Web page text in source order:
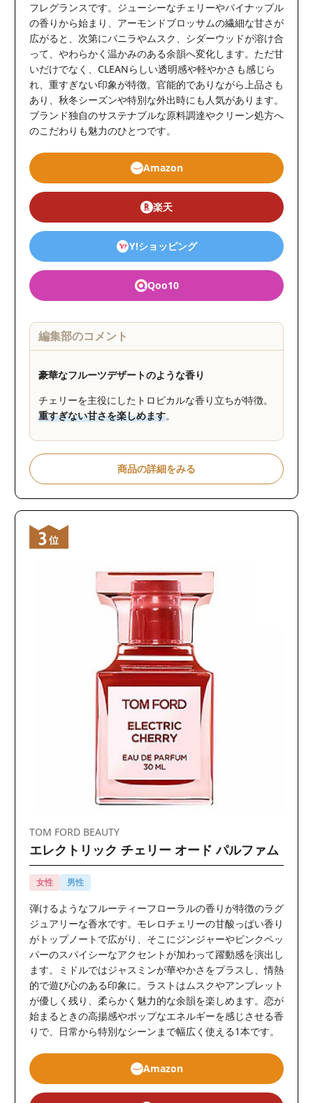
フレグランスです。ジューシーなチェリーやパイナップル
の香りから始まり、アーモンドブロッサムの繊細な甘さが
広がると、次第にバニラやムスク、シダーウッドが溶け合
って、やわらかく温かみのある余韻へ変化します。ただ甘
いだけでなく、CLEANらしい透明感や軽やかさも感じら
れ、重すぎない印象が特徴。官能的でありながら上品さも
あり、秋冬シーズンや特別な外出時にも人気があります。
ブランド独自のサステナブルな原料調達やクリーン処方へ
のこだわりも魅力のひとつです。
Amazon
楽天
Y!ショッピング
Qoo10
編集部のコメント
豪華なフルーツデザートのような香り
チェリーを主役にしたトロピカルな香り立ちが特徴。
重すぎない甘さを楽しめます。
商品の詳細をみる
TOM FORD BEAUTY
エレクトリック チェリー オード パルファム
女性 男性
弾けるようなフルーティーフローラルの香りが特徴のラグ
ジュアリーな香水です。モレロチェリーの甘酸っぱい香り
がトップノートで広がり、そこにジンジャーやピンクペッ
パーのスパイシーなアクセントが加わって躍動感を演出し
ます。ミドルではジャスミンが華やかさをプラスし、情熱
的で遊び心のある印象に。ラストはムスクやアンブレット
が優しく残り、柔らかく魅力的な余韻を楽しめます。恋が
始まるときの高揚感やポップなエネルギーを感じさせる香
りで、日常から特別なシーンまで幅広く使える1本です。
Amazon